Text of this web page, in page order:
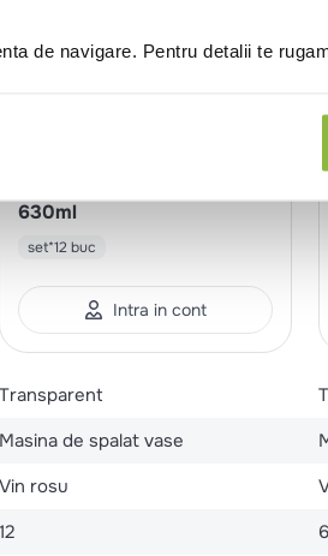
de navigare. Pentru detalii te
630ml
set*12 buc
Intra in cont
Transparent
Masina de spalat vase
Vin rosu
12 6